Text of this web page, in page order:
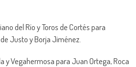
del Río y Toros de Cortés para
Justo y Borja Jiménez.
y Vegahermosa para Juan Ortega, Roca